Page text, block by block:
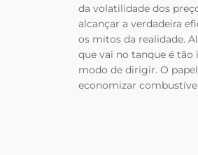
da volatilidade dos
alcançar a verdadeira
os mitos da realidade.
que vai no tanque é
modo de dirigir. O
economizar